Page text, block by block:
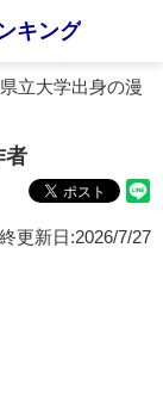
キング
立大学出身の漫
者
更新日:2026/7/27